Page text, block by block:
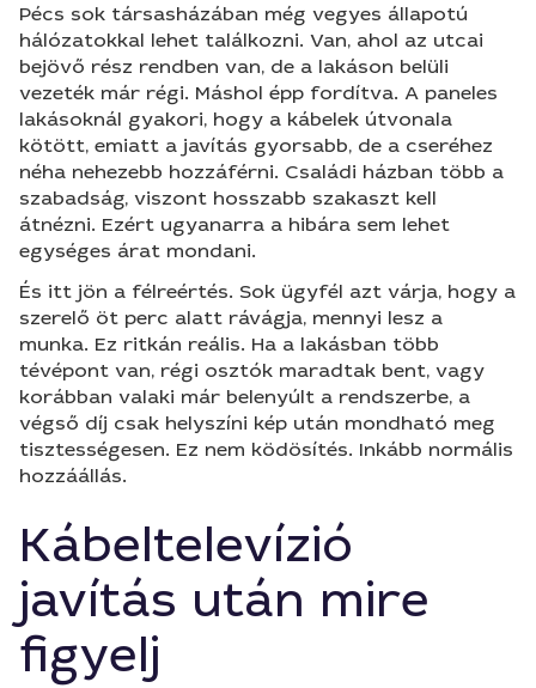
Pécs sok társasházában még vegyes állapotú
hálózatokkal lehet találkozni. Van, ahol az utcai
bejövő rész rendben van, de a lakáson belüli
vezeték már régi. Máshol épp fordítva. A paneles
lakásoknál gyakori, hogy a kábelek útvonala
kötött, emiatt a javítás gyorsabb, de a cseréhez
néha nehezebb hozzáférni. Családi házban több a
szabadság, viszont hosszabb szakaszt kell
átnézni. Ezért ugyanarra a hibára sem lehet
egységes árat mondani.
És itt jön a félreértés. Sok ügyfél azt várja, hogy a
szerelő öt perc alatt rávágja, mennyi lesz a
munka. Ez ritkán reális. Ha a lakásban több
tévépont van, régi osztók maradtak bent, vagy
korábban valaki már belenyúlt a rendszerbe, a
végső díj csak helyszíni kép után mondható meg
tisztességesen. Ez nem ködösítés. Inkább normális
hozzáállás.
Kábeltelevízió
javítás után mire
figyelj